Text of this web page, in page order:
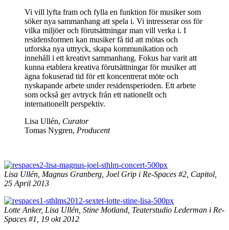
Vi vill lyfta fram och fylla en funktion för musiker som
söker nya sammanhang att spela i. Vi intresserar oss för
vilka miljöer och förutsättningar man vill verka i. I
residensformen kan musiker få tid att mötas och
utforska nya uttryck, skapa kommunikation och
innehåll i ett kreativt sammanhang. Fokus har varit att
kunna etablera kreativa förutsättningar för musiker att
ägna fokuserad tid för ett koncentrerat möte och
nyskapande arbete under residensperioden. Ett arbete
som också ger avtryck från ett nationellt och
internationellt perspektiv.
Lisa Ullén, Curator
Tomas Nygren, Producent
Lisa Ullén, Magnus Granberg, Joel Grip i Re-Spaces #2, Capitol,
25 April 2013
Lotte Anker, Lisa Ullén, Stine Motland, Teaterstudio Lederman i Re-
Spaces #1, 19 okt 2012